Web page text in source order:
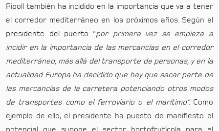
Ripoll también ha incidido en la importancia que va a tener
el corredor mediterráneo en los próximos años. Según el
presidente del puerto “por primera vez se empieza a
incidir en la importancia de las mercancías en el corredor
mediterráneo, más allá del transporte de personas, y en la
actualidad Europa ha decidido que hay que sacar parte de
las mercancías de la carretera potenciando otros modos
de transportes como el ferroviario o el marítimo”. Como
ejemplo de ello, el presidente ha puesto de manifiesto el